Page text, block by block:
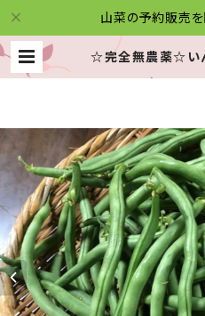
山菜の予約販売を
☆完全無農薬☆い
め＆曲がり☆たっぷ